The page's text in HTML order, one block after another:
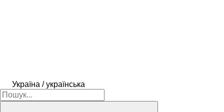
Україна / українська